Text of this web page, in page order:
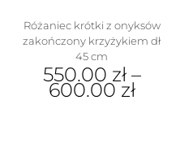
Różaniec krótki z onyksów
zakończony krzyżykiem dł
45 cm
550.00 zł–
600.00 zł